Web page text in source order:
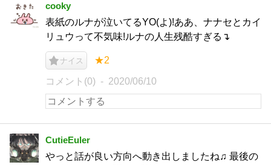
cooky
表紙のルナが泣いてるYO(よ)!ああ、ナナセとカイ
リュウって不気味!ルナの人生残酷すぎる↴
ナイス ★2
コメント(0) 2020/06/10
CutieEuler
やっと話が良い方向へ動き出しましたね♫ 最後の